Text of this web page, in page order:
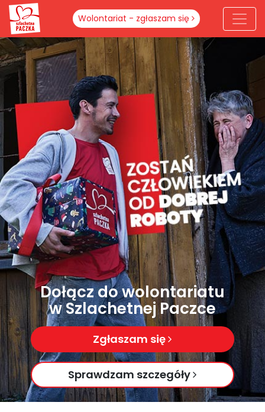
Wolontariat - zgłaszam się
Dołącz do wolontariatu
w Szlachetnej Paczce
Zgłaszam się
Sprawdzam szczegóły